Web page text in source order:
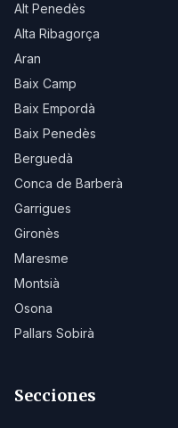
Alt Penedès
Alta Ribagorça
Aran
Baix Camp
Baix Empordà
Baix Penedès
Berguedà
Conca de Barberà
Garrigues
Gironès
Maresme
Montsià
Osona
Pallars Sobirà
Secciones